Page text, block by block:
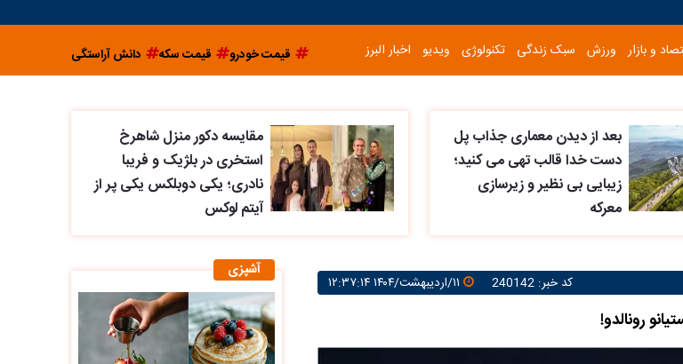
و بازار ورزش سبک زندگی تکنولوژی ویدیو اخبار البرز قیمت خودرو قیمت سکه دانش آراستگی
بعد از دیدن معماری جذاب پل
دست خدا قالب تهی می کنید؛
زیبایی بی نظیر و زیرسازی
معرکه
مقایسه دکور منزل شاهرخ
استخری در بلژیک و فریبا
نادری؛ یکی دوبلکس یکی پر از
آیتم لوکس
کد خبر: 240142
رونالدو!
آشپزی